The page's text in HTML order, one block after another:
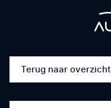
Terug naar overzicht